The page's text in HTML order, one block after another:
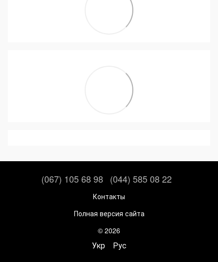
(067) 105 68 98 (044) 585 08 22
Контакты
Полная версия сайта
© 2026
Укр Рус